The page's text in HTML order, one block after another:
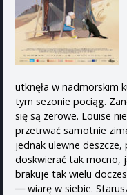
utknęła w nadmorskim
tym sezonie pociąg.
się są zerowe. Louise
przetrwać samotnie
jednak ulewne
doskwierać tak mocno,
brakuje tak wielu
― wiarę w siebie.